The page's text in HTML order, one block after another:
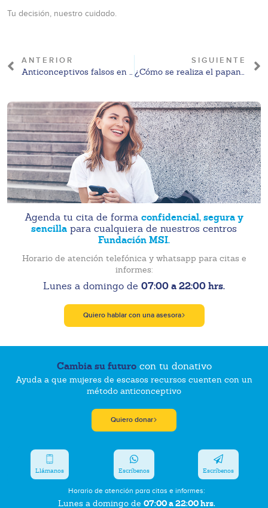
Tu decisión, nuestro cuidado.
ANTERIOR
Anticonceptivos falsos en México: cómo identificarlos y proteger tu salud
SIGUIENTE
¿Cómo se realiza el papanicolaou? Guía Tijuana 2026
Agenda tu cita de forma confidencial, segura y
sencilla para cualquiera de nuestros centros
Fundación MSI.
Horario de atención telefónica y whatsapp para citas e
informes:
Lunes a domingo de 07:00 a 22:00 hrs.
Quiero hablar con una asesora
Cambia su futurocon tu donativo
Ayuda a que mujeres de escasos recursos cuenten con un
método anticonceptivo
Quiero donar
Horario de atención para citas e informes:
Lunes a domingo de 07:00 a 22:00 hrs.
Llámanos Escríbenos Escríbenos